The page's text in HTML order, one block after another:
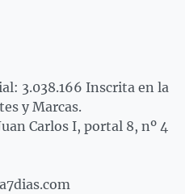
3.038.166 Inscrita en la
y Marcas.
Carlos I, portal 8, nº 4